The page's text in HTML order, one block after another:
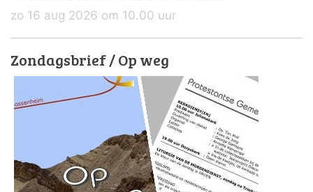
zo 16 aug 2026 om 10.00 uur
Zondagsbrief / Op weg